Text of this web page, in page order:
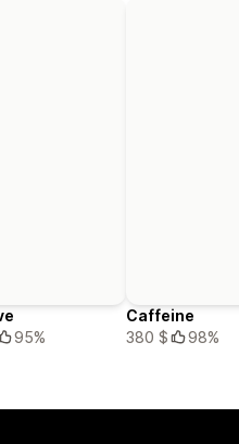
95%
Caffeine
380 $
98%